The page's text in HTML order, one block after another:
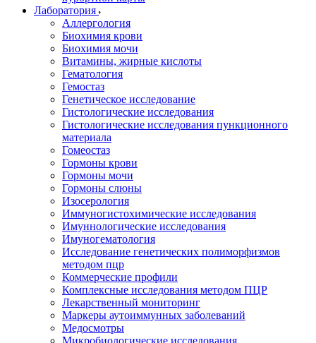
Лаборатория
Аллергология
Биохимия крови
Биохимия мочи
Витамины, жирные кислоты
Гематология
Гемостаз
Генетическое исследование
Гистологические исследования
Гистологические исследования пункционного
материала
Гомеостаз
Гормоны крови
Гормоны мочи
Гормоны слюны
Изосерология
Иммуногистохимические исследования
Имуннологические исследования
Имуногематология
Исследование генетических полиморфизмов
методом пцр
Коммерческие профили
Комплексные исследования методом ПЦР
Лекарственный мониторинг
Маркеры аутоиммунных заболеваний
Медосмотры
Микробиологические исследования